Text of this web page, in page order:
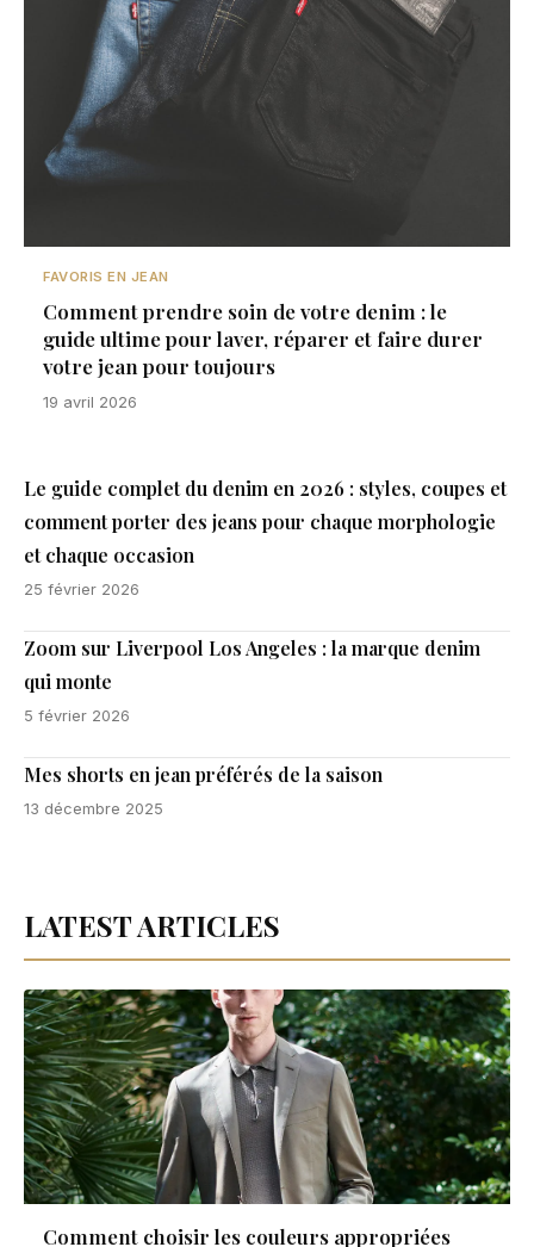
FAVORIS EN JEAN
Comment prendre soin de votre denim : le
guide ultime pour laver, réparer et faire durer
votre jean pour toujours
19 avril 2026
Le guide complet du denim en 2026 : styles, coupes et
comment porter des jeans pour chaque morphologie
et chaque occasion
25 février 2026
Zoom sur Liverpool Los Angeles : la marque denim
qui monte
5 février 2026
Mes shorts en jean préférés de la saison
13 décembre 2025
LATEST ARTICLES
Comment choisir les couleurs appropriées